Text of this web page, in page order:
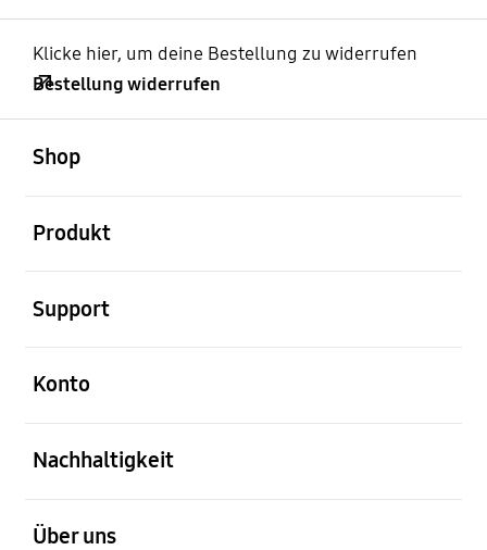
Klicke hier, um deine Bestellung zu widerrufen
Bestellung widerrufen
Shop
Produkt
Support
Konto
Nachhaltigkeit
Über uns